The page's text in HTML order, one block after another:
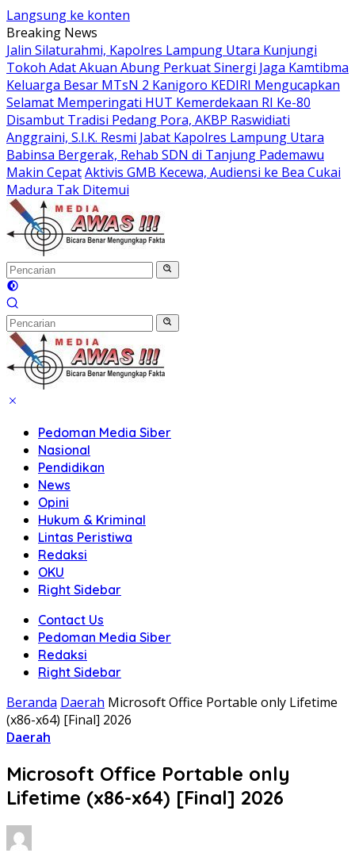
Langsung ke konten
Breaking News
Jalin Silaturahmi, Kapolres Lampung Utara Kunjungi
Tokoh Adat Akuan Abung Perkuat Sinergi Jaga Kamtibma
Keluarga Besar MTsN 2 Kanigoro KEDIRI Mengucapkan
Selamat Memperingati HUT Kemerdekaan RI Ke-80
Disambut Tradisi Pedang Pora, AKBP Raswidiati
Anggraini, S.I.K. Resmi Jabat Kapolres Lampung Utara
Babinsa Bergerak, Rehab SDN di Tanjung Pademawu
Makin CepatAktivis GMB Kecewa, Audiensi ke Bea Cukai
Madura Tak Ditemui
Pedoman Media Siber
Nasional
Pendidikan
News
Opini
Hukum & Kriminal
Lintas Peristiwa
Redaksi
OKU
Right Sidebar
Contact Us
Pedoman Media Siber
Redaksi
Right Sidebar
Beranda Daerah Microsoft Office Portable only Lifetime
(x86-x64) [Final] 2026
Daerah
Microsoft Office Portable only
Lifetime (x86-x64) [Final] 2026